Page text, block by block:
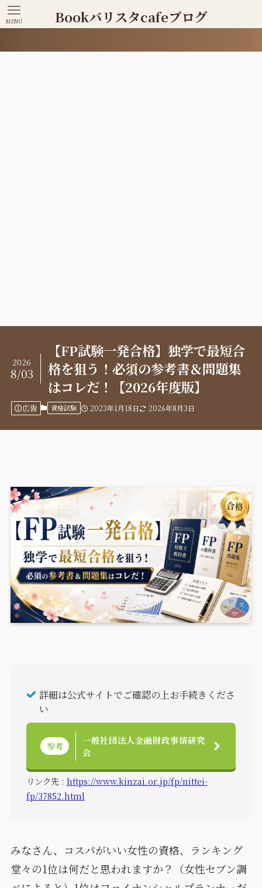
Bookバリスタcafeブログ
MENU
【FP試験一発合格】独学で最短合
格を狙う！必須の参考書＆問題集
はコレだ！【2026年度版】
2026
8/03
広告 資格試験 2023年1月18日 2026年8月3日
詳細は公式サイトでご確認の上お手続きくださ
い
参考
一般社団法人金融財政事情研究
会
リンク先 : https://www.kinzai.or.jp/fp/nittei-
fp/37852.html
みなさん、コスパがいい女性の資格、ランキング
堂々の1位は何だと思われますか？（女性セブン調